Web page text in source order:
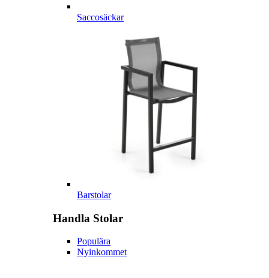
Saccosäckar
Barstolar
Handla Stolar
Populära
Nyinkommet